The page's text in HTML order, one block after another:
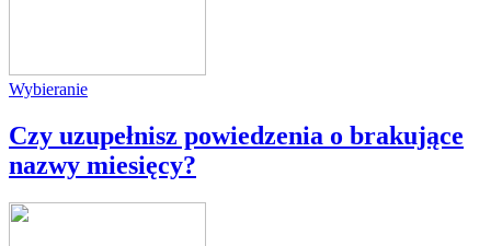
Wybieranie
Czy uzupełnisz powiedzenia o brakujące
nazwy miesięcy?